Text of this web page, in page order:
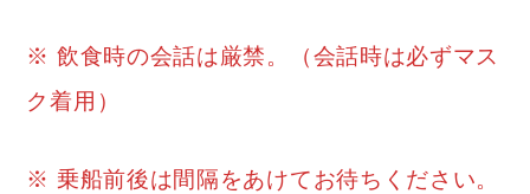
※ 飲食時の会話は厳禁。（会話時は必ずマス
ク着用）
※ 乗船前後は間隔をあけてお待ちください。